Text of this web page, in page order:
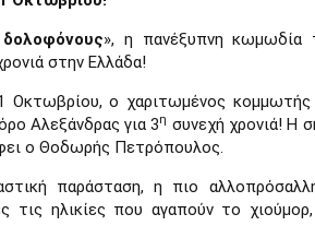
», η πανέξυπνη κωμωδία
στην Ελλάδα!
Οκτωβρίου, ο χαριτωμένος
Αλεξάνδρας για 3η συνεχή χρονιά! Η
ο Θοδωρής Πετρόπουλος.
παράσταση, η πιο
τις ηλικίες που αγαπούν το
JUN
23
Ο Γ. Λουριδάς σας
προσκαλεί στο 6ο
κιν/κο φεστιβάλ "οι
μονόλογοι της
JUN